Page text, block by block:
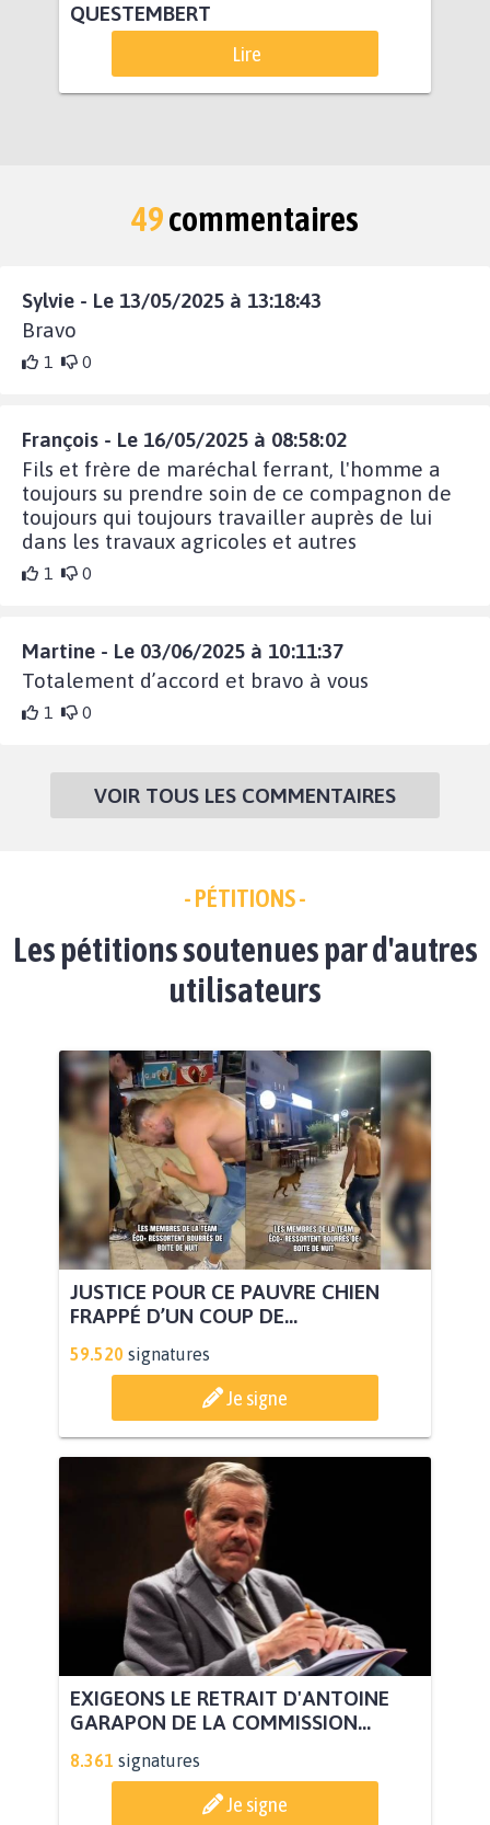
QUESTEMBERT
Lire
49commentaires
Sylvie - Le 13/05/2025 à 13:18:43
Bravo
1 0
François - Le 16/05/2025 à 08:58:02
Fils et frère de maréchal ferrant, l'homme a
toujours su prendre soin de ce compagnon de
toujours qui toujours travailler auprès de lui
dans les travaux agricoles et autres
1 0
Martine - Le 03/06/2025 à 10:11:37
Totalement d’accord et bravo à vous
1 0
VOIR TOUS LES COMMENTAIRES
- PÉTITIONS -
Les pétitions soutenues par d'autres
utilisateurs
JUSTICE POUR CE PAUVRE CHIEN
FRAPPÉ D’UN COUP DE...
59.520 signatures
Je signe
EXIGEONS LE RETRAIT D'ANTOINE
GARAPON DE LA COMMISSION...
8.361 signatures
Je signe